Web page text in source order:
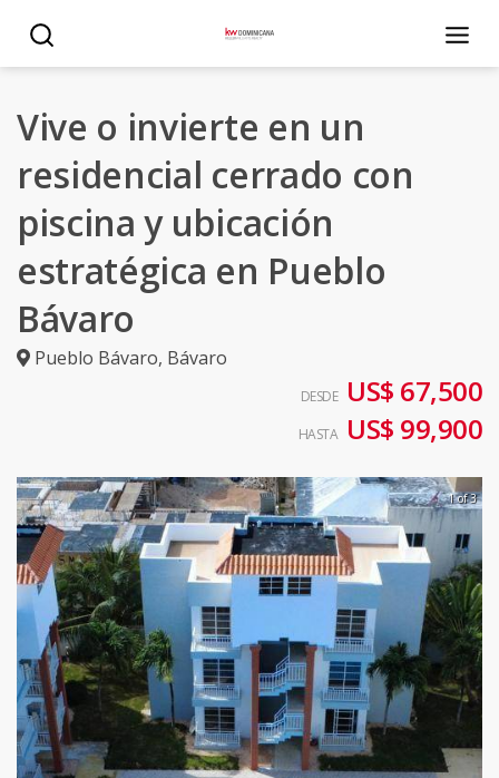
Vive o invierte en un
residencial cerrado con
piscina y ubicación
estratégica en Pueblo
Bávaro
Pueblo Bávaro, Bávaro
DESDE US$ 67,500
HASTA US$ 99,900
1 of 3